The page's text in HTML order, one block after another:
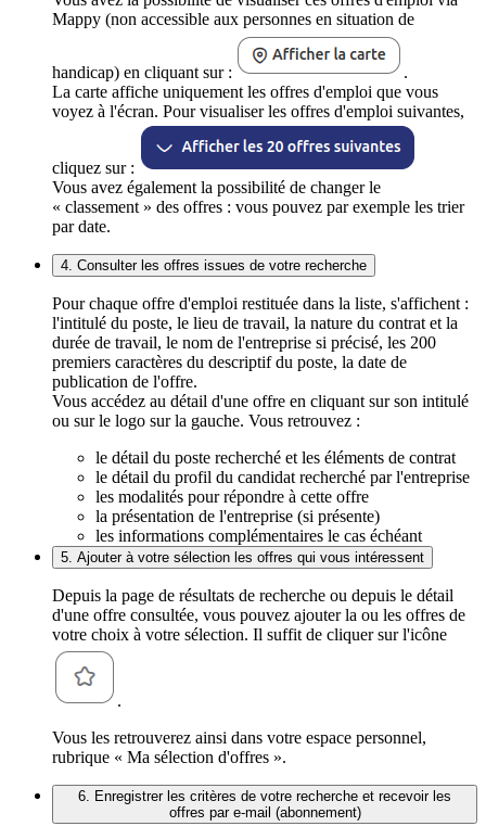
Mappy (non accessible aux personnes en situation de
handicap) en cliquant sur :
.
La carte affiche uniquement les offres d'emploi que vous
voyez à l'écran. Pour visualiser les offres d'emploi suivantes,
cliquez sur :
Vous avez également la possibilité de changer le
« classement » des offres : vous pouvez par exemple les trier
par date.
4. Consulter les offres issues de votre recherche
Pour chaque offre d'emploi restituée dans la liste, s'affichent :
l'intitulé du poste, le lieu de travail, la nature du contrat et la
durée de travail, le nom de l'entreprise si précisé, les 200
premiers caractères du descriptif du poste, la date de
publication de l'offre.
Vous accédez au détail d'une offre en cliquant sur son intitulé
ou sur le logo sur la gauche. Vous retrouvez :
le détail du poste recherché et les éléments de contrat
le détail du profil du candidat recherché par l'entreprise
les modalités pour répondre à cette offre
la présentation de l'entreprise (si présente)
les informations complémentaires le cas échéant
5. Ajouter à votre sélection les offres qui vous intéressent
Depuis la page de résultats de recherche ou depuis le détail
d'une offre consultée, vous pouvez ajouter la ou les offres de
votre choix à votre sélection. Il suffit de cliquer sur l'icône
.
Vous les retrouverez ainsi dans votre espace personnel,
rubrique « Ma sélection d'offres ».
6. Enregistrer les critères de votre recherche et recevoir les
offres par e-mail (abonnement)